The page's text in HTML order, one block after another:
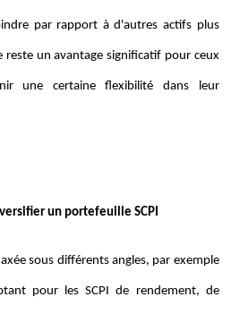
par rapport à d'autres actifs plus
reste un avantage significatif pour ceux
une certaine flexibilité dans leur
un portefeuille SCPI
sous différents angles, par exemple
pour les SCPI de rendement, de